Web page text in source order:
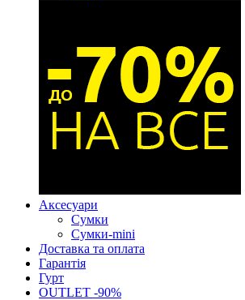
Аксесуари
Сумки
Сумки-mini
Доставка та оплата
Гарантія
Гурт
OUTLET -90%